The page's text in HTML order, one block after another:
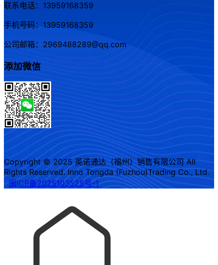
联系电话：13959168359
手机号码：13959168359
公司邮箱：2969488289@qq.com
添加微信
Copyright © 2025 英诺通达（福州）销售有限公司 All
Rights Reserved. Inno Tongda (Fuzhou)Trading Co., Ltd.
闽ICP备2025103525号-1